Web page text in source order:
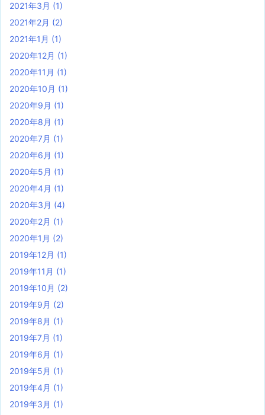
2021年3月 (1)
2021年2月 (2)
2021年1月 (1)
2020年12月 (1)
2020年11月 (1)
2020年10月 (1)
2020年9月 (1)
2020年8月 (1)
2020年7月 (1)
2020年6月 (1)
2020年5月 (1)
2020年4月 (1)
2020年3月 (4)
2020年2月 (1)
2020年1月 (2)
2019年12月 (1)
2019年11月 (1)
2019年10月 (2)
2019年9月 (2)
2019年8月 (1)
2019年7月 (1)
2019年6月 (1)
2019年5月 (1)
2019年4月 (1)
2019年3月 (1)